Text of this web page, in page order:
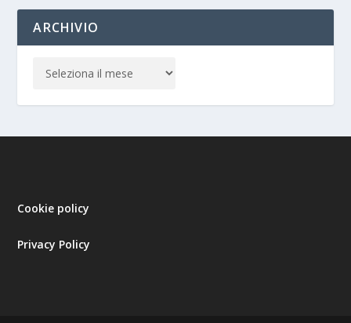
ARCHIVIO
Cookie policy
Privacy Policy